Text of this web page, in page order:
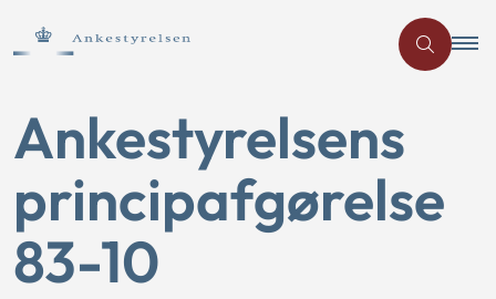
Ankestyrelsens
principafgørelse
83-10